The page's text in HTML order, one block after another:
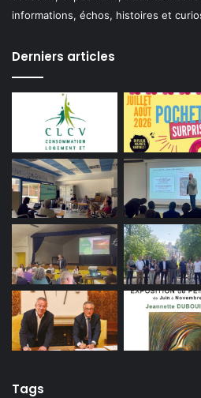
informations, échos, histoires et
Derniers articles
Tags